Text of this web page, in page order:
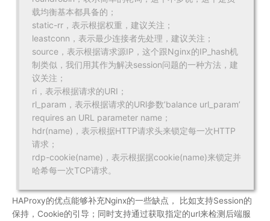
载均衡基本都具备的；
static-rr，表示根据权重，建议关注；
leastconn，表示最少连接者先处理，建议关注；
source，表示根据请求源IP，这个跟Nginx的IP_hash机
制类似，我们用其作为解决session问题的一种方法，建
议关注；
ri，表示根据请求的URI；
rl_param，表示根据请求的URl参数’balance url_param’
requires an URL parameter name；
hdr(name)，表示根据HTTP请求头来锁定每一次HTTP
请求；
rdp-cookie(name)，表示根据据cookie(name)来锁定并
哈希每一次TCP请求。
HAProxy的优点能够补充Nginx的一些缺点， 比如支持Session的
保持，Cookie的引导；同时支持通过获取指定的url来检测后端服